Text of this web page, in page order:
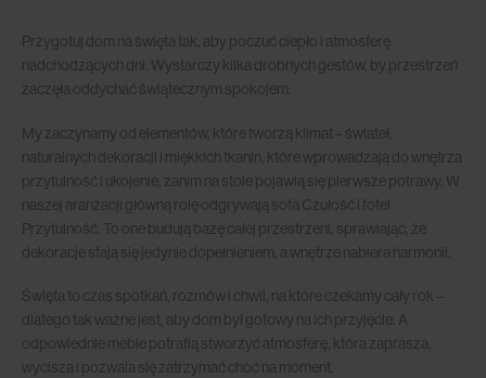
Przygotuj dom na święta tak, aby poczuć ciepło i atmosferę
nadchodzących dni. Wystarczy kilka drobnych gestów, by przestrzeń
zaczęła oddychać świątecznym spokojem.
My zaczynamy od elementów, które tworzą klimat – świateł,
naturalnych dekoracji i miękkich tkanin, które wprowadzają do wnętrza
przytulność i ukojenie, zanim na stole pojawią się pierwsze potrawy. W
naszej aranżacji główną rolę odgrywają sofa Czułość i fotel
Przytulność. To one budują bazę całej przestrzeni, sprawiając, że
dekoracje stają się jedynie dopełnieniem, a wnętrze nabiera harmonii.
Święta to czas spotkań, rozmów i chwil, na które czekamy cały rok –
dlatego tak ważne jest, aby dom był gotowy na ich przyjęcie. A
odpowiednie meble potrafią stworzyć atmosferę, która zaprasza,
wycisza i pozwala się zatrzymać choć na moment.